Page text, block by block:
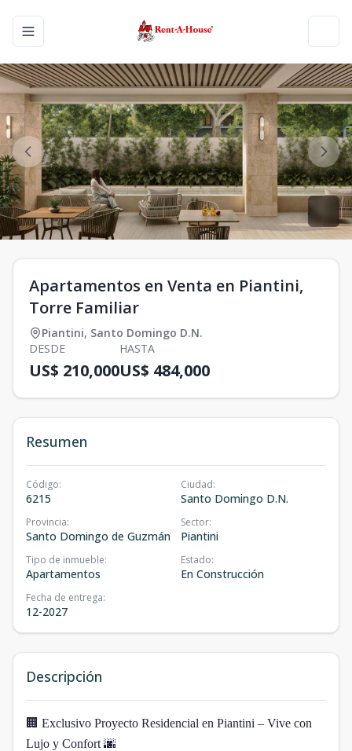
Toggle navigation menu
Apartamentos en Venta en Piantini,
Torre Familiar
Piantini, Santo Domingo D.N.
DESDE
US$ 210,000
HASTA
US$ 484,000
Resumen
Código:
6215
Ciudad:
Santo Domingo D.N.
Provincia:
Santo Domingo de Guzmán
Sector:
Piantini
Tipo de inmueble:
Apartamentos
Estado:
En Construcción
Fecha de entrega:
12-2027
Descripción
🏢 Exclusivo Proyecto Residencial en Piantini – Vive con
Lujo y Confort 🌆